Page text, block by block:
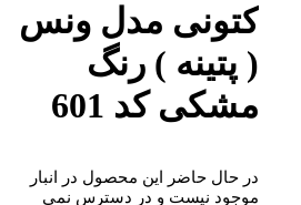
کتونی مدل ونس
( پتینه ) رنگ
مشکی کد 601
در حال حاضر این محصول در انبار
موجود نیست و در دسترس نمی